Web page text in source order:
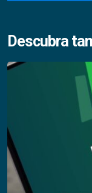
Descubra